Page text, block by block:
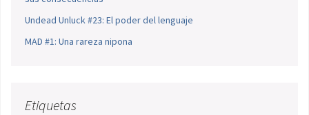
Undead Unluck #23: El poder del lenguaje
MAD #1: Una rareza nipona
Etiquetas